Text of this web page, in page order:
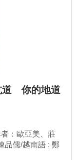
道 你的地道
：歐亞美、莊
品儒/越南語 : 鄭